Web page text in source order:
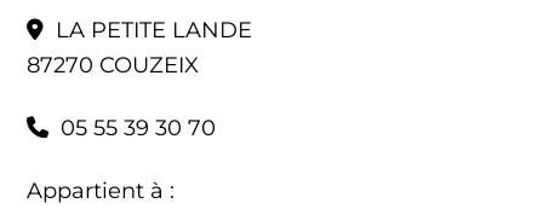
LA PETITE LANDE
87270 COUZEIX
05 55 39 30 70
Appartient à :